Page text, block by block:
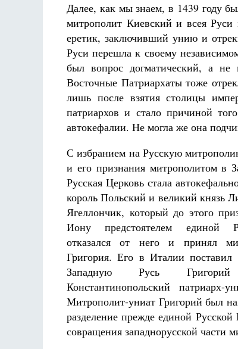
Далее, как мы знаем, в 1439 году
митрополит Киевский и всея
еретик, заключивший унию и
Руси перешла к своему
был вопрос догматический, а не
Восточные Патриархаты тоже
лишь после взятия столицы
патриархов и стало причиной
автокефалии. Не могла же она
С избранием на Русскую
и его признания митрополитом в
Русская Церковь стала
король Польский и великий князь
Ягеллончик, который до этого
Иону предстоятелем единой
отказался от него и принял
Григория. Его в Италии поставил
Западную Русь
Константинопольский патриарх-
Митрополит-униат Григорий был
разделение прежде единой
совращения западнорусской части